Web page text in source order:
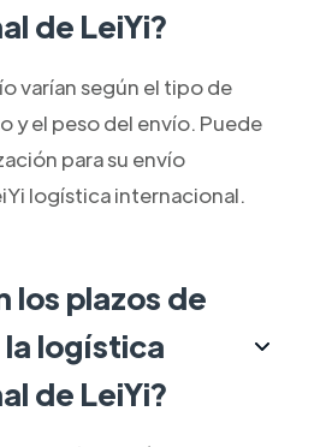
de LeiYi?
varían según el tipo de
y el peso del envío. Puede
para su envío
logística internacional.
los plazos de
logística
de LeiYi?